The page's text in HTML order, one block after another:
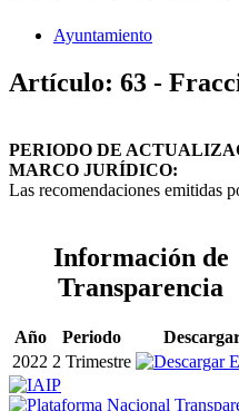
Ayuntamiento
Artículo: 63 -
PERIODO DE
MARCO JURÍDICO:
Las recomendaciones emitidas
Información de
Transparencia
Año Periodo
2022 2 Trimestre